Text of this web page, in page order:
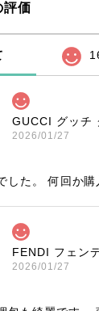
評価
GUCCI グッチ
2026/01/27
した。 何回か
FENDI フェン
2026/01/27